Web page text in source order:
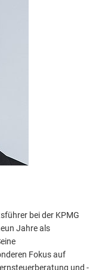
bei der KPMG
Jahre als
Fokus auf
und -